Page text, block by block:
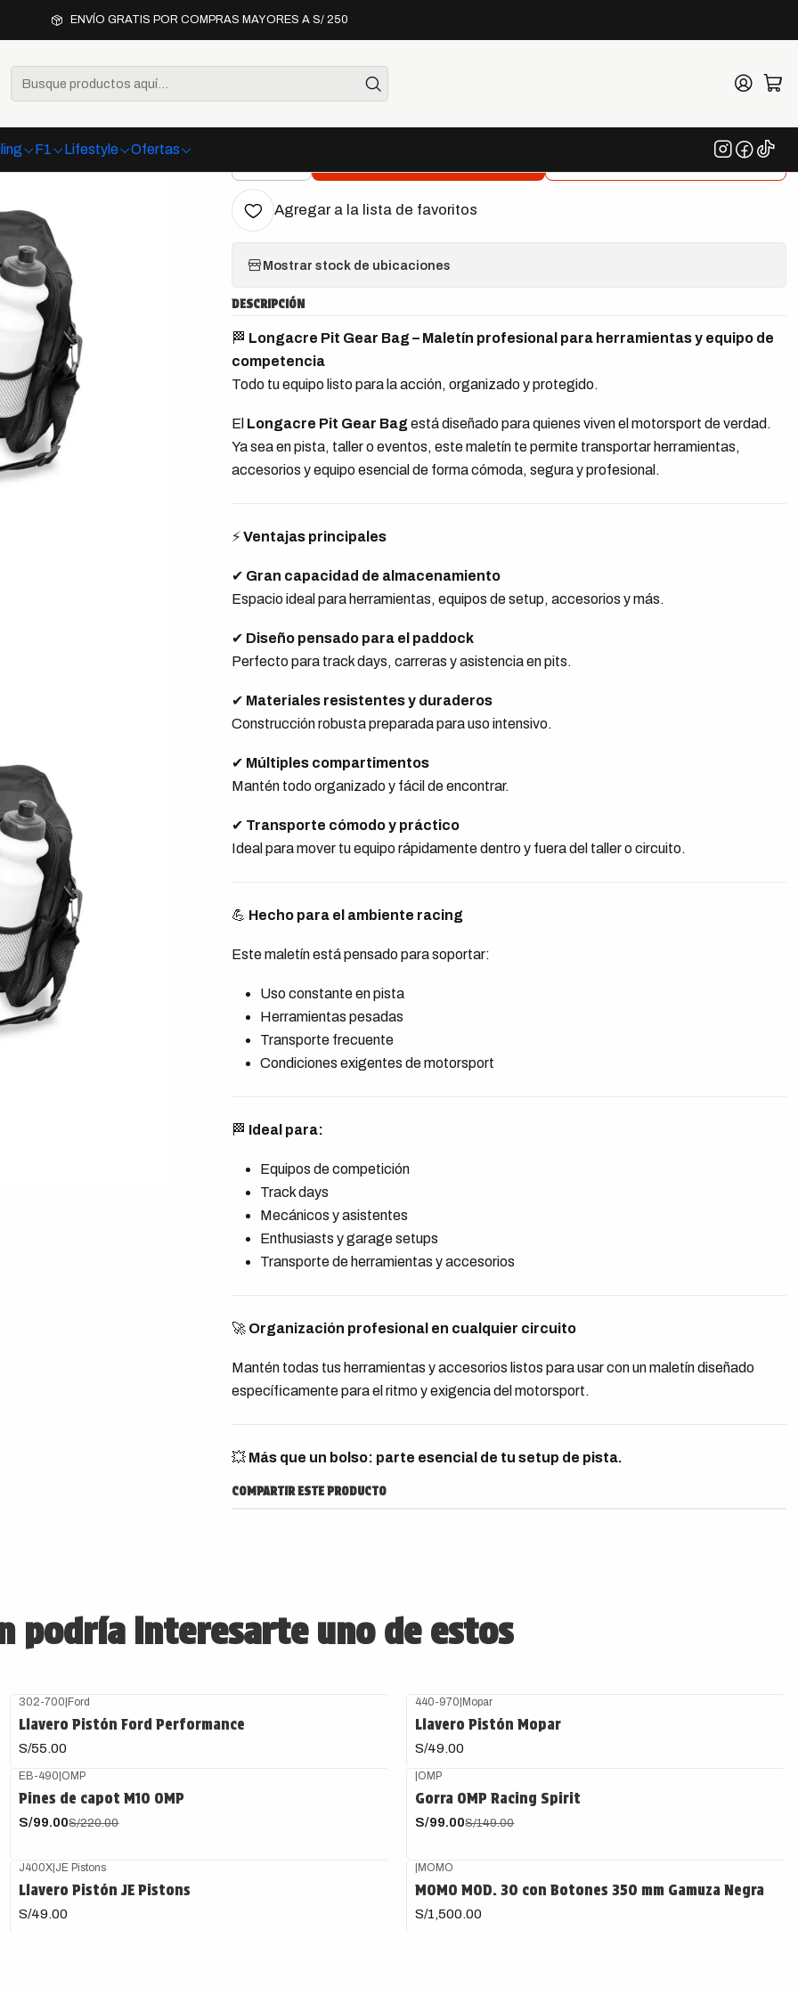
F1 Lifestyle Ofertas
ENVÍO GRATIS POR COMPRAS MAYORES A S/ 250
Inicio Ofertas Liquidación Maletín Pit Gear Longacre
Maletín Pit Gear Longacre
Cantidad
Agregar a la lista de favoritos
Mostrar stock de ubicaciones
DESCRIPCIÓN
🏁 Longacre Pit Gear Bag – Maletín profesional para herramientas y equipo de
competencia
Todo tu equipo listo para la acción, organizado y protegido.
El Longacre Pit Gear Bagestá diseñado para quienes viven el motorsport de verdad.
Ya sea en pista, taller o eventos, este maletín te permite transportar herramientas,
accesorios y equipo esencial de forma cómoda, segura y profesional.
⚡Ventajas principales
✔ Gran capacidad de almacenamiento
Espacio ideal para herramientas, equipos de setup, accesorios y más.
✔ Diseño pensado para el paddock
Perfecto para track days, carreras y asistencia en pits.
✔ Materiales resistentes y duraderos
Construcción robusta preparada para uso intensivo.
✔ Múltiples compartimentos
Mantén todo organizado y fácil de encontrar.
✔ Transporte cómodo y práctico
Ideal para mover tu equipo rápidamente dentro y fuera del taller o circuito.
💪 Hecho para el ambiente racing
Este maletín está pensado para soportar:
Uso constante en pista
Herramientas pesadas
Transporte frecuente
Condiciones exigentes de motorsport
🏁 Ideal para:
Equipos de competición
Track days
Mecánicos y asistentes
Enthusiasts y garage setups
Transporte de herramientas y accesorios
🚀 Organización profesional en cualquier circuito
Mantén todas tus herramientas y accesorios listos para usar con un maletín diseñado
específicamente para el ritmo y exigencia del motorsport.
💥 Más que un bolso: parte esencial de tu setup de pista.
COMPARTIR ESTE PRODUCTO
podría interesarte uno de estos
302-700|Ford
Llavero Pistón Ford Performance
S/55.00
440-970|Mopar
Llavero Pistón Mopar
S/49.00
EB-490|OMP
Pines de capot M10 OMP
S/99.00S/220.00
|OMP
Gorra OMP Racing Spirit
S/99.00S/149.00
J400X|JE Pistons
Llavero Pistón JE Pistons
S/49.00
|MOMO
MOMO MOD. 30 con Botones 350 mm Gamuza Negra
S/1,500.00